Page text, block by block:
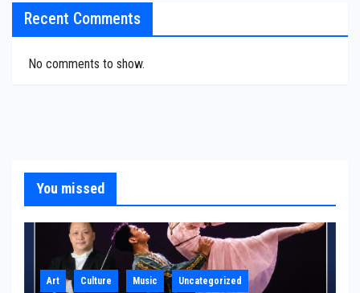
Recent Comments
No comments to show.
You missed
Art Culture Music Uncategorized